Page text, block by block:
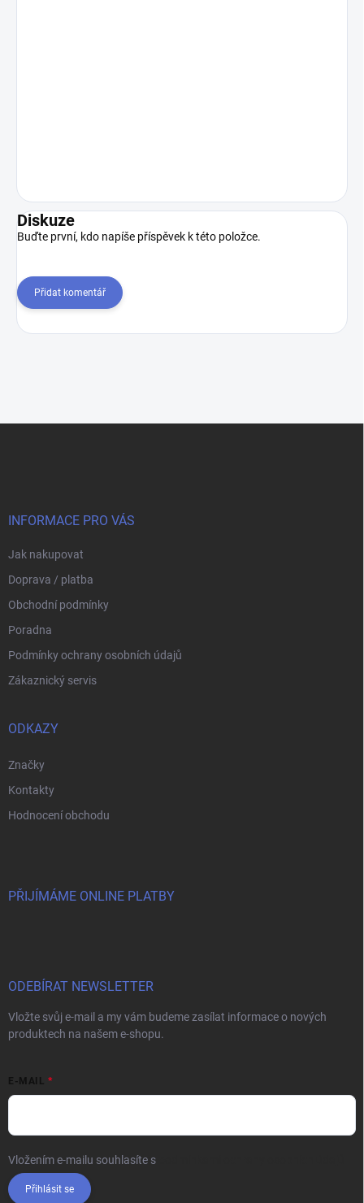
Diskuze
Buďte první, kdo napíše příspěvek k této položce.
Přidat komentář
INFORMACE PRO VÁS
Jak nakupovat
Doprava / platba
Obchodní podmínky
Poradna
Podmínky ochrany osobních údajů
Zákaznický servis
ODKAZY
Značky
Kontakty
Hodnocení obchodu
PŘIJÍMÁME ONLINE PLATBY
ODEBÍRAT NEWSLETTER
Vložte svůj e-mail a my vám budeme zasílat informace o nových
produktech na našem e-shopu.
E-MAIL
Vložením e-mailu souhlasíte s
Přihlásit se